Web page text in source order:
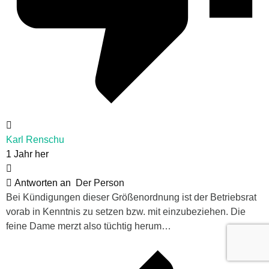
Karl Renschu
1 Jahr her
Antworten an
Der Person
Bei Kündigungen dieser Größenordnung ist der Betriebsrat
vorab in Kenntnis zu setzen bzw. mit einzubeziehen. Die
feine Dame merzt also tüchtig herum…